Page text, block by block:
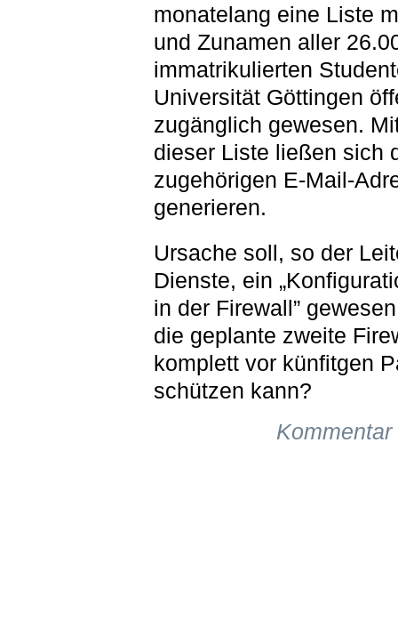
monatelang eine Liste
und Zunamen aller
immatrikulierten
Universität Göttingen
zugänglich gewesen.
dieser Liste ließen sich
zugehörigen E-Mail-
generieren.
Ursache soll, so der
Dienste, ein
in der Firewall”
die geplante zweite
komplett vor künfitgen
schützen kann?